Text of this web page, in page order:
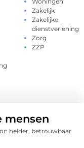
Zakelijk
Zakelijke
dienstverlening
Zorg
ZZP
mensen
helder, betrouwbaar